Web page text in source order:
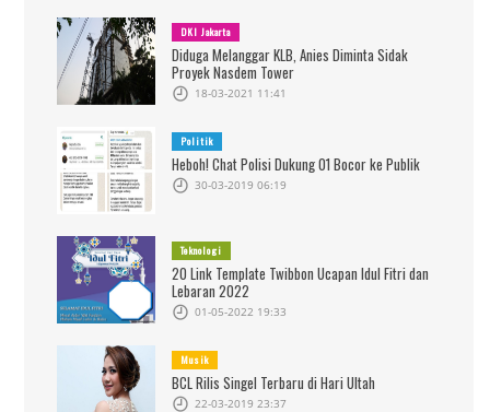
DKI Jakarta
Diduga Melanggar KLB, Anies Diminta Sidak
Proyek Nasdem Tower
18-03-2021 11:41
Politik
Heboh! Chat Polisi Dukung 01 Bocor ke Publik
30-03-2019 06:19
Teknologi
20 Link Template Twibbon Ucapan Idul Fitri dan
Lebaran 2022
01-05-2022 19:33
Musik
BCL Rilis Singel Terbaru di Hari Ultah
22-03-2019 23:37